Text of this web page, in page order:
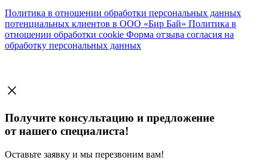
Политика в отношении обработки персональных данных
потенциальных клиентов в ООО «Бир Бай» Политика в
отношении обработки cookie Форма отзыва согласия на
обработку персональных данных
Получите консультацию и предложение
от нашего специалиста!
Оставьте заявку и мы перезвоним вам!